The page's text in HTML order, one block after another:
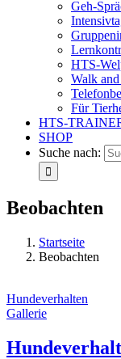
Geh-
HTS-
Walk
Für
HTS-
SHOP
Suche nach:
Beobachten
Startseite
Beobachten
Hundeverhalten
Gallerie